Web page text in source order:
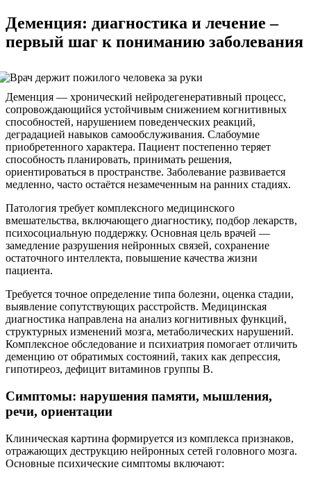
Деменция: диагностика и лечение –
первый шаг к пониманию заболевания
Деменция — хронический нейродегенеративный процесс,
сопровождающийся устойчивым снижением когнитивных
способностей, нарушением поведенческих реакций,
деградацией навыков самообслуживания. Слабоумие
приобретенного характера. Пациент постепенно теряет
способность планировать, принимать решения,
ориентироваться в пространстве. Заболевание развивается
медленно, часто остаётся незамеченным на ранних стадиях.
Патология требует комплексного медицинского
вмешательства, включающего диагностику, подбор лекарств,
психосоциальную поддержку. Основная цель врачей —
замедление разрушения нейронных связей, сохранение
остаточного интеллекта, повышение качества жизни
пациента.
Требуется точное определение типа болезни, оценка стадии,
выявление сопутствующих расстройств. Медицинская
диагностика направлена на анализ когнитивных функций,
структурных изменений мозга, метаболических нарушений.
Комплексное обследование и психиатрия помогает отличить
деменцию от обратимых состояний, таких как депрессия,
гипотиреоз, дефицит витаминов группы B.
Симптомы: нарушения памяти, мышления,
речи, ориентации
Клиническая картина формируется из комплекса признаков,
отражающих деструкцию нейронных сетей головного мозга.
Основные психические симптомы включают: